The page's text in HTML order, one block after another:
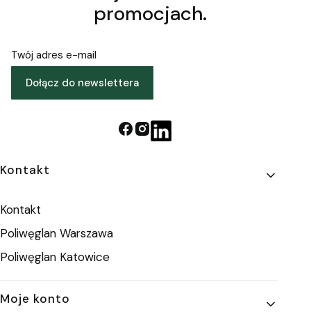
promocjach.
Twój adres e-mail
Dołącz do newslettera
Linki w stopce
Kontakt
Kontakt
Poliwęglan Warszawa
Poliwęglan Katowice
Moje konto